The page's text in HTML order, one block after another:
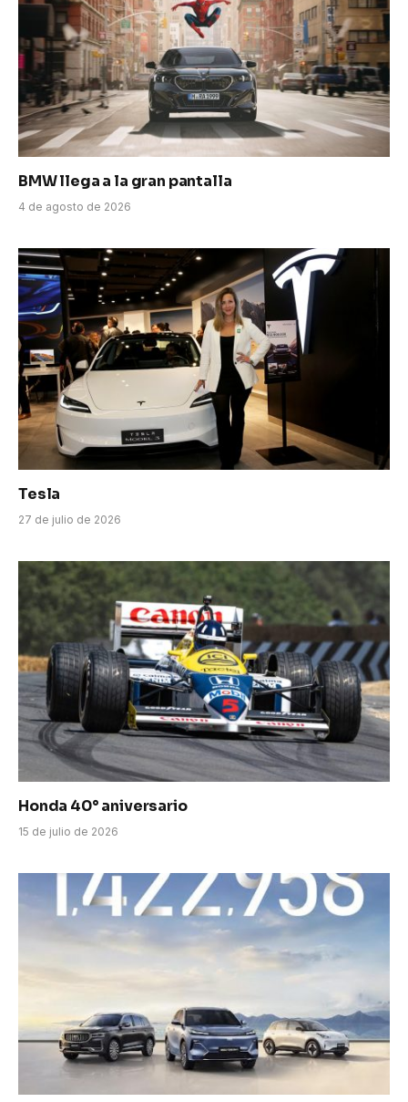
BMW llega a la gran pantalla
4 de agosto de 2026
Tesla
27 de julio de 2026
Honda 40° aniversario
15 de julio de 2026